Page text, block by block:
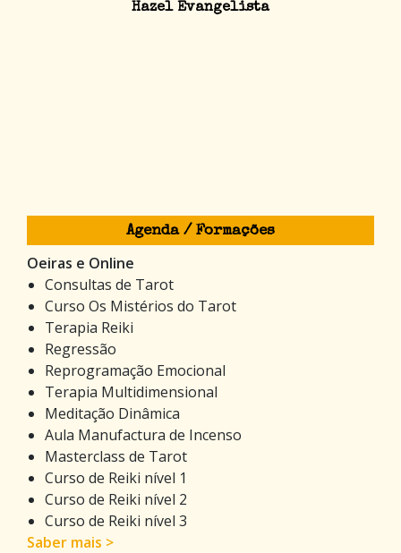
Hazel Evangelista
Agenda / Formações
Oeiras e Online
Consultas de Tarot
Curso Os Mistérios do Tarot
Terapia Reiki
Regressão
Reprogramação Emocional
Terapia Multidimensional
Meditação Dinâmica
Aula Manufactura de Incenso
Masterclass de Tarot
Curso de Reiki nível 1
Curso de Reiki nível 2
Curso de Reiki nível 3
Saber mais >